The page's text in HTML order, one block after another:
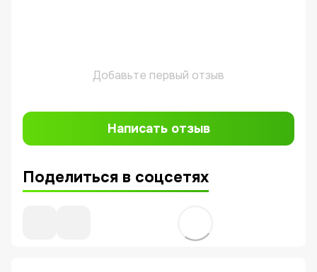
Добавьте первый отзыв
Написать отзыв
Поделиться в соцсетях